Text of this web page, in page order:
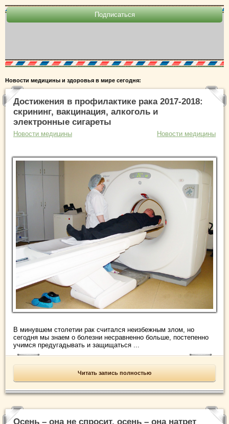
Новости медицины и здоровья в мире сегодня:
Достижения в профилактике рака 2017-2018:
скрининг, вакцинация, алкоголь и
электронные сигареты
Новости медицины Новости медицины
В минувшем столетии рак считался неизбежным злом, но
сегодня мы знаем о болезни несравненно больше, постепенно
учимся предугадывать и защищаться ...
Читать запись полностью
Осень – она не спросит, осень – она натрет